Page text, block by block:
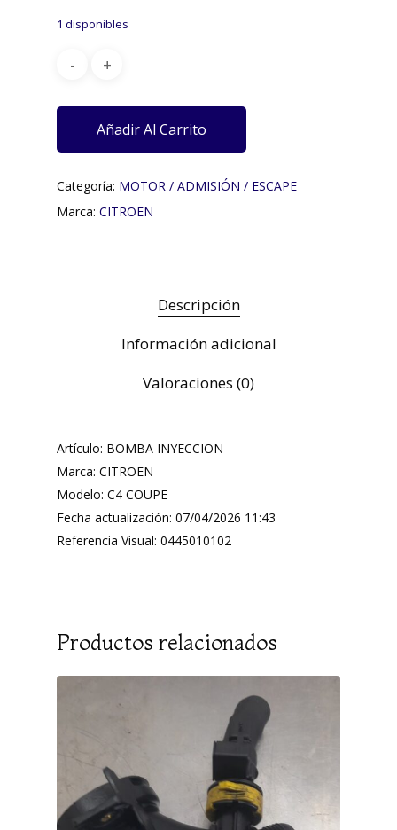
1 disponibles
Añadir Al Carrito
Categoría: MOTOR / ADMISIÓN / ESCAPE
Marca: CITROEN
Descripción
Información adicional
Valoraciones (0)
Artículo: BOMBA INYECCION
Marca: CITROEN
Modelo: C4 COUPE
Fecha actualización: 07/04/2026 11:43
Referencia Visual: 0445010102
Productos relacionados